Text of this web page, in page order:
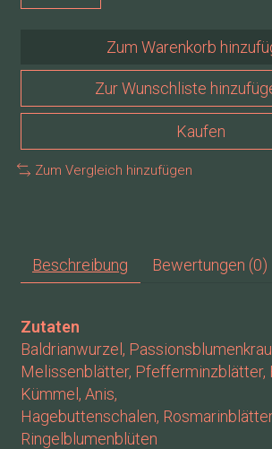
Zum Warenkorb
Zur Wunschliste
Kaufen
Zum Vergleich hinzufügen
Beschreibung Bewertungen (0)
Zutaten
Baldrianwurzel,
Melissenblätter, Pfefferminzblätter,
Kümmel, Anis,
Hagebuttenschalen,
Ringelblumenblüten